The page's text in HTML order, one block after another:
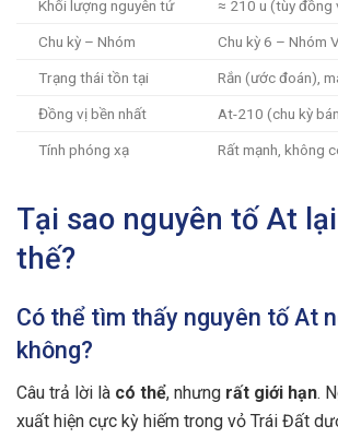
Khối lượng nguyên tử ≈ 210 u (tùy đồng
Chu kỳ – Nhóm Chu kỳ 6 – Nhóm
Trạng thái tồn tại Rắn (ước đoán),
Đồng vị bền nhất At-210 (chu kỳ
Tính phóng xạ Rất mạnh, không
Tại sao nguyên tố At
thế?
Có thể tìm thấy nguyên tố At
không?
Câu trả lời là có thể, nhưng rất giới hạn.
xuất hiện cực kỳ hiếm trong vỏ Trái Đất